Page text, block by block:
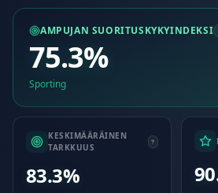
AMPUJAN SUORITUSKYKYINDEKSI
75.3%
Sporting
KESKIMÄÄRÄINEN
TARKKUUS
83.3%